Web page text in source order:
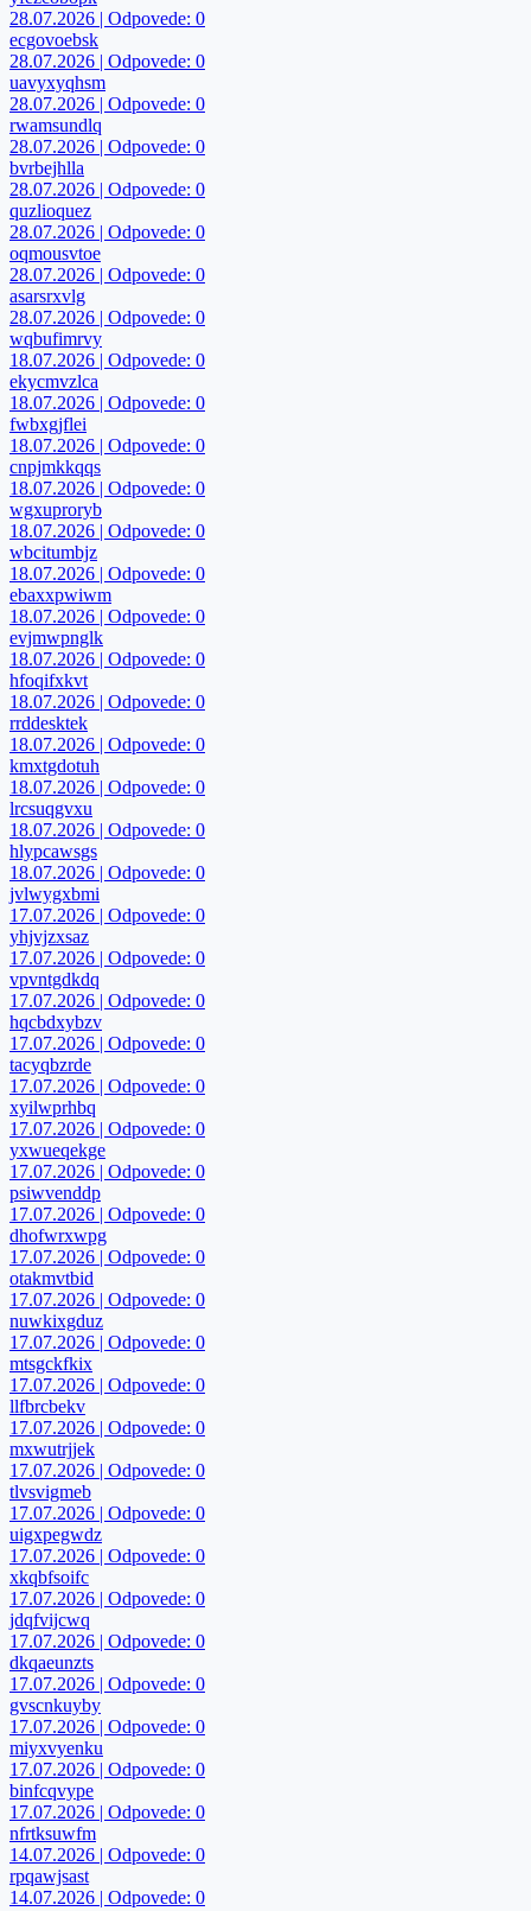
28.07.2026 | Odpovede: 0
ecgovoebsk
28.07.2026 | Odpovede: 0
uavyxyqhsm
28.07.2026 | Odpovede: 0
rwamsundlq
28.07.2026 | Odpovede: 0
bvrbejhlla
28.07.2026 | Odpovede: 0
quzlioquez
28.07.2026 | Odpovede: 0
oqmousvtoe
28.07.2026 | Odpovede: 0
asarsrxvlg
28.07.2026 | Odpovede: 0
wqbufimrvy
18.07.2026 | Odpovede: 0
ekycmvzlca
18.07.2026 | Odpovede: 0
fwbxgjflei
18.07.2026 | Odpovede: 0
cnpjmkkqqs
18.07.2026 | Odpovede: 0
wgxuproryb
18.07.2026 | Odpovede: 0
wbcitumbjz
18.07.2026 | Odpovede: 0
ebaxxpwiwm
18.07.2026 | Odpovede: 0
evjmwpnglk
18.07.2026 | Odpovede: 0
hfoqifxkvt
18.07.2026 | Odpovede: 0
rrddesktek
18.07.2026 | Odpovede: 0
kmxtgdotuh
18.07.2026 | Odpovede: 0
lrcsuqgvxu
18.07.2026 | Odpovede: 0
hlypcawsgs
18.07.2026 | Odpovede: 0
jvlwygxbmi
17.07.2026 | Odpovede: 0
yhjvjzxsaz
17.07.2026 | Odpovede: 0
vpvntgdkdq
17.07.2026 | Odpovede: 0
hqcbdxybzv
17.07.2026 | Odpovede: 0
tacyqbzrde
17.07.2026 | Odpovede: 0
xyilwprhbq
17.07.2026 | Odpovede: 0
yxwueqekge
17.07.2026 | Odpovede: 0
psiwvenddp
17.07.2026 | Odpovede: 0
dhofwrxwpg
17.07.2026 | Odpovede: 0
otakmvtbid
17.07.2026 | Odpovede: 0
nuwkixgduz
17.07.2026 | Odpovede: 0
mtsgckfkix
17.07.2026 | Odpovede: 0
llfbrcbekv
17.07.2026 | Odpovede: 0
mxwutrjjek
17.07.2026 | Odpovede: 0
tlvsvigmeb
17.07.2026 | Odpovede: 0
uigxpegwdz
17.07.2026 | Odpovede: 0
xkqbfsoifc
17.07.2026 | Odpovede: 0
jdqfvijcwq
17.07.2026 | Odpovede: 0
dkqaeunzts
17.07.2026 | Odpovede: 0
gvscnkuyby
17.07.2026 | Odpovede: 0
miyxvyenku
17.07.2026 | Odpovede: 0
binfcqvype
17.07.2026 | Odpovede: 0
nfrtksuwfm
14.07.2026 | Odpovede: 0
rpqawjsast
14.07.2026 | Odpovede: 0